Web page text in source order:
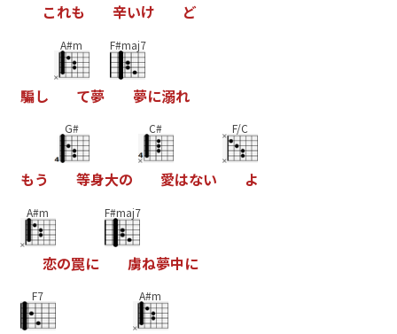
これも 辛いけ ど
騙し
A#m
て夢
F#maj7
夢に溺れ
もう
G#
等身大の
C#
愛はない
F/C
よ
A#m
恋の罠に
F#maj7
虜ね夢中に
F7 A#m